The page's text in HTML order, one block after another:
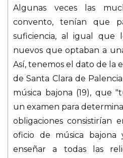
Algunas veces las
convento, tenían que
suficiencia, al igual que
nuevos que optaban a
Así, tenemos el dato de la
de Santa Clara de
música bajona (19), que
un examen para
obligaciones consistirían
oficio de música
enseñar a todas las